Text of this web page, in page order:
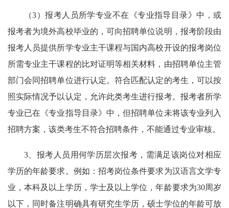
（3）报考人员所学专业不在《专业指导目录》中，或
报考者为境外高校毕业的，可向招聘单位说明，报考阶段由
报考人员提供所学专业主干课程与国内高校开设的报考岗位
所需专业主干课程的比对证明等相关材料，由招聘单位主管
部门会同招聘单位进行认定。符合匹配认定的考生，可以按
照实际情况予以认定，允许此类考生进行报考。报考者所学
专业已在《专业指导目录》中，但招聘单位未将该专业列入
招聘方案，该类考生不符合招聘条件，不能通过专业审核。
3、报考人员用何学历层次报考，需满足该岗位对相应
学历的年龄要求。例如：招考岗位条件要求为汉语言文学专
业，本科及以上学历，学士及以上学位，年龄要求为30周岁
以下，同时备注明确具有研究生学历，硕士学位的年龄可放